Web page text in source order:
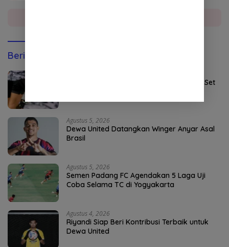
Berita Olahraga
Persebaya Maksimalkan Open Play dan Set
Agustus 5, 2026
Dewa United Datangkan Winger Anyar Asal
Brasil
Agustus 5, 2026
Semen Padang FC Agendakan 5 Laga Uji
Coba Selama TC di Yogyakarta
Agustus 4, 2026
Riyandi Siap Beri Kontribusi Terbaik untuk
Dewa United